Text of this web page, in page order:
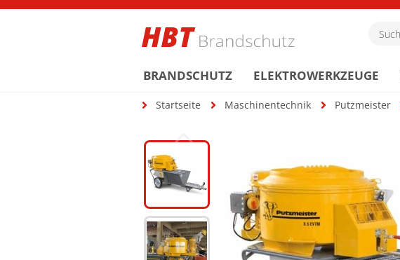
BRANDSCHUTZ ELEKTROWERKZEUGE
Startseite Maschinentechnik Putzmeister